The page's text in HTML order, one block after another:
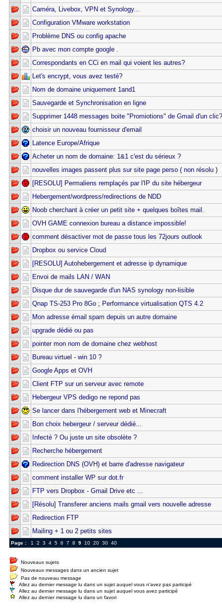
Caméra, Livebox, VPN et Synology...
Configuration VMware workstation
Problème DNS ou config apache
Pb avec mon compte google .
Correspondants en CCi en mail qui voient les autres?
Let's encrypt, vous avez testé?
Nom de domaine uniquement 1and1
Sauvegarde et Synchronisation en ligne
Supprimer 1448 messages boite "Promiotions" de Gmail d'un clic?
choisir un nouveau fournisseur d'email
Latence Europe/Afrique
Acheter un nom de domaine: 1&1 c'est du sérieux ?
nouvelles images passent plus sur site page perso ( non résolu )
[RESOLU] Permaliens remplaçés par l'IP du site hébergeur
Hebergement/wordpress/redirections de NDD
Noob cherchant à créer un petit site + quelques boîtes mail.
OVH GAME connexion bureau a distance impossible!
comment désactiver mot de passe tous les 72jours outlook
Dropbox ou service Cloud
[RESOLU] Autohebergement et adresse ip dynamique
Envoi de mails LAN / WAN
Disque dur de sauvegarde d'un NAS synology non-lisible
Qnap TS-253 Pro 8Go ; Performance virtualisation QTS 4.2
Mon adresse émail spam depuis un autre domaine
upgrade dédié ou pas
pointer mon nom de domaine chez webhost
Bureau virtuel - win 10 ?
Google Apps et OVH
Client FTP sur un serveur avec remote
Hebergeur VPS dedigo ne repond pas
Se lancer dans l'hébergement web et Minecraft
Bon choix hebergeur / serveur dédié...
Infecté ? Ou juste un site obsolète ?
Recherche hébergement
Redirection DNS (OVH) et barre d'adresse navigateur
comment installer WP sur dot.fr
FTP vers Dropbox - Gmail Drive etc ...
[Résolu] Transferer anciens mails gmail vers nouvelle adresse
Redirection FTP
Mailing + 1 ou 2 petits sites
Page : 1 2 3 4 5 6 7 8 9 10 20 30 40
Nouveaux sujets
Nouveaux messages dans un ancien sujet
Pas de nouveau message
Allez au dernier message lu dans un sujet auquel vous n'avez pas participé
Allez au dernier message lu dans un sujet auquel vous avez participé
Allez au dernier message lu dans un favori